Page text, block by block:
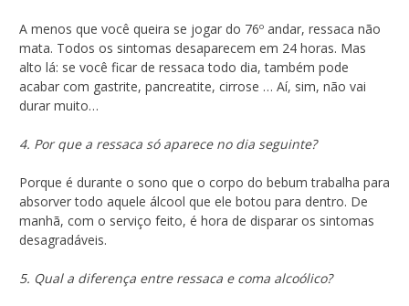
A menos que você queira se jogar do 76º andar, ressaca não
mata. Todos os sintomas desaparecem em 24 horas. Mas
alto lá: se você ficar de ressaca todo dia, também pode
acabar com gastrite, pancreatite, cirrose … Aí, sim, não vai
durar muito…
4. Por que a ressaca só aparece no dia seguinte?
Porque é durante o sono que o corpo do bebum trabalha para
absorver todo aquele álcool que ele botou para dentro. De
manhã, com o serviço feito, é hora de disparar os sintomas
desagradáveis.
5. Qual a diferença entre ressaca e coma alcoólico?